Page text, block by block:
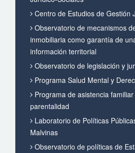
Centro de Estudios de Gestión
Observatorio de mecanismos
inmobiliaria como garantía de
información territorial
Observatorio de legislación y
Programa Salud Mental y
Programa de asistencia
parentalidad
Laboratorio de Políticas
Malvinas
Observatorio de políticas de